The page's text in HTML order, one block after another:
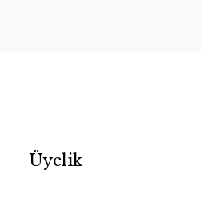
Üyelik